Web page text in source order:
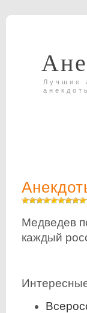
Лучшие
Медведев
каждый